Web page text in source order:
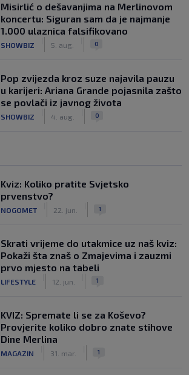
Misirlić o dešavanjima na Merlinovom
koncertu: Siguran sam da je najmanje
1.000 ulaznica falsifikovano
SHOWBIZ 5. aug. 0
Pop zvijezda kroz suze najavila pauzu
u karijeri: Ariana Grande pojasnila zašto
se povlači iz javnog života
SHOWBIZ 4. aug. 0
Kviz: Koliko pratite Svjetsko
prvenstvo?
NOGOMET 22. jun. 1
Skrati vrijeme do utakmice uz naš kviz:
Pokaži šta znaš o Zmajevima i zauzmi
prvo mjesto na tabeli
LIFESTYLE 12. jun. 1
KVIZ: Spremate li se za Koševo?
Provjerite koliko dobro znate stihove
Dine Merlina
MAGAZIN 31. mar. 1